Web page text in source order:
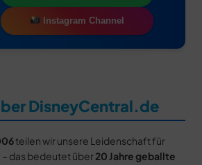
Instagram Channel
DisneyCentral.de
teilen wir unsere Leidenschaft für
– das bedeutet über 20 Jahre geballte